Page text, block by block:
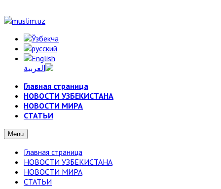
Главная страница
НОВОСТИ УЗБЕКИСТАНА
НОВОСТИ МИРА
СТАТЬИ
Menu
Главная страница
НОВОСТИ УЗБЕКИСТАНА
НОВОСТИ МИРА
СТАТЬИ